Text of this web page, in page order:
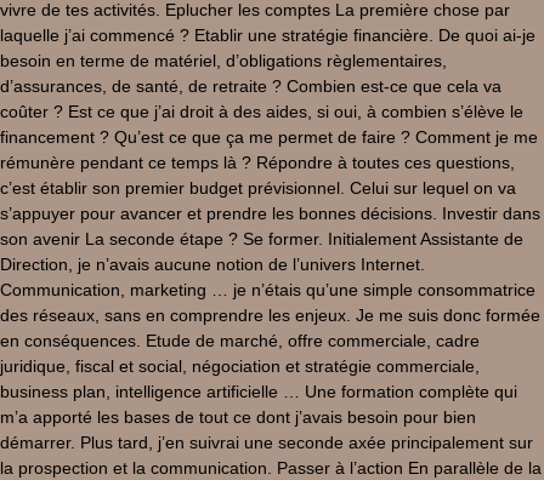
vivre de tes activités. Eplucher les comptes La première chose par
laquelle j’ai commencé ? Etablir une stratégie financière. De quoi ai-je
besoin en terme de matériel, d’obligations règlementaires,
d’assurances, de santé, de retraite ? Combien est-ce que cela va
coûter ? Est ce que j’ai droit à des aides, si oui, à combien s’élève le
financement ? Qu’est ce que ça me permet de faire ? Comment je me
rémunère pendant ce temps là ? Répondre à toutes ces questions,
c’est établir son premier budget prévisionnel. Celui sur lequel on va
s’appuyer pour avancer et prendre les bonnes décisions. Investir dans
son avenir La seconde étape ? Se former. Initialement Assistante de
Direction, je n’avais aucune notion de l’univers Internet.
Communication, marketing … je n’étais qu’une simple consommatrice
des réseaux, sans en comprendre les enjeux. Je me suis donc formée
en conséquences. Etude de marché, offre commerciale, cadre
juridique, fiscal et social, négociation et stratégie commerciale,
business plan, intelligence artificielle … Une formation complète qui
m’a apporté les bases de tout ce dont j’avais besoin pour bien
démarrer. Plus tard, j’en suivrai une seconde axée principalement sur
la prospection et la communication. Passer à l’action En parallèle de la